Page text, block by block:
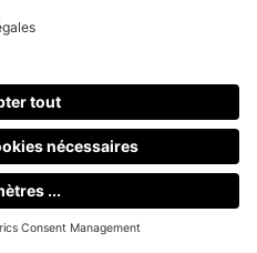
de la garantie
fonctionne pas
que dois-je